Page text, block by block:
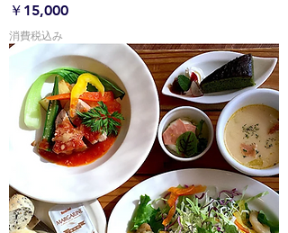
価格
￥15,000
消費税込み